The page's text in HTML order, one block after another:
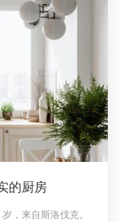
的厨房
，来自斯洛伐克。